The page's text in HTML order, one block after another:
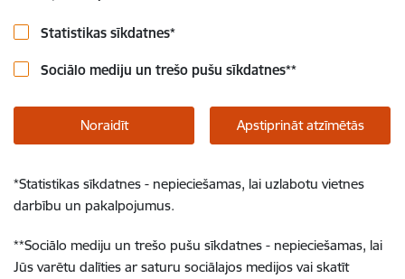
Statistikas sīkdatnes*
Sociālo mediju un trešo pušu sīkdatnes**
Noraidīt Apstiprināt atzīmētās
*Statistikas sīkdatnes - nepieciešamas, lai uzlabotu vietnes
darbību un pakalpojumus.
**Sociālo mediju un trešo pušu sīkdatnes - nepieciešamas, lai
Jūs varētu dalīties ar saturu sociālajos medijos vai skatīt